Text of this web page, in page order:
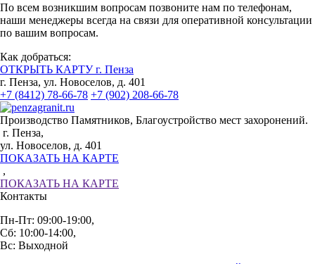
По всем возникшим вопросам позвоните нам по телефонам,
наши менеджеры всегда на связи для оперативной консультации
по вашим вопросам.
Как добраться:
ОТКРЫТЬ КАРТУ г. Пенза
г. Пенза, ул. Новоселов, д. 401
+7 (8412) 78-66-78 +7 (902) 208-66-78
Производство Памятников, Благоустройство мест захоронений.
г. Пенза,
ул. Новоселов, д. 401
ПОКАЗАТЬ НА КАРТЕ
,
ПОКАЗАТЬ НА КАРТЕ
Контакты
Пн-Пт: 09:00-19:00,
Сб: 10:00-14:00,
Вс: Выходной